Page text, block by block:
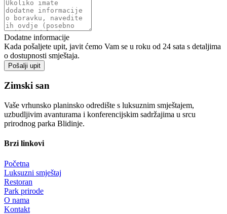
Dodatne informacije
Kada pošaljete upit, javit ćemo Vam se u roku od 24 sata s detaljima
o dostupnosti smještaja.
Pošalji upit
Zimski san
Vaše vrhunsko planinsko odredište s luksuznim smještajem,
uzbudljivim avanturama i konferencijskim sadržajima u srcu
prirodnog parka Blidinje.
Brzi linkovi
Početna
Luksuzni smještaj
Restoran
Park prirode
O nama
Kontakt